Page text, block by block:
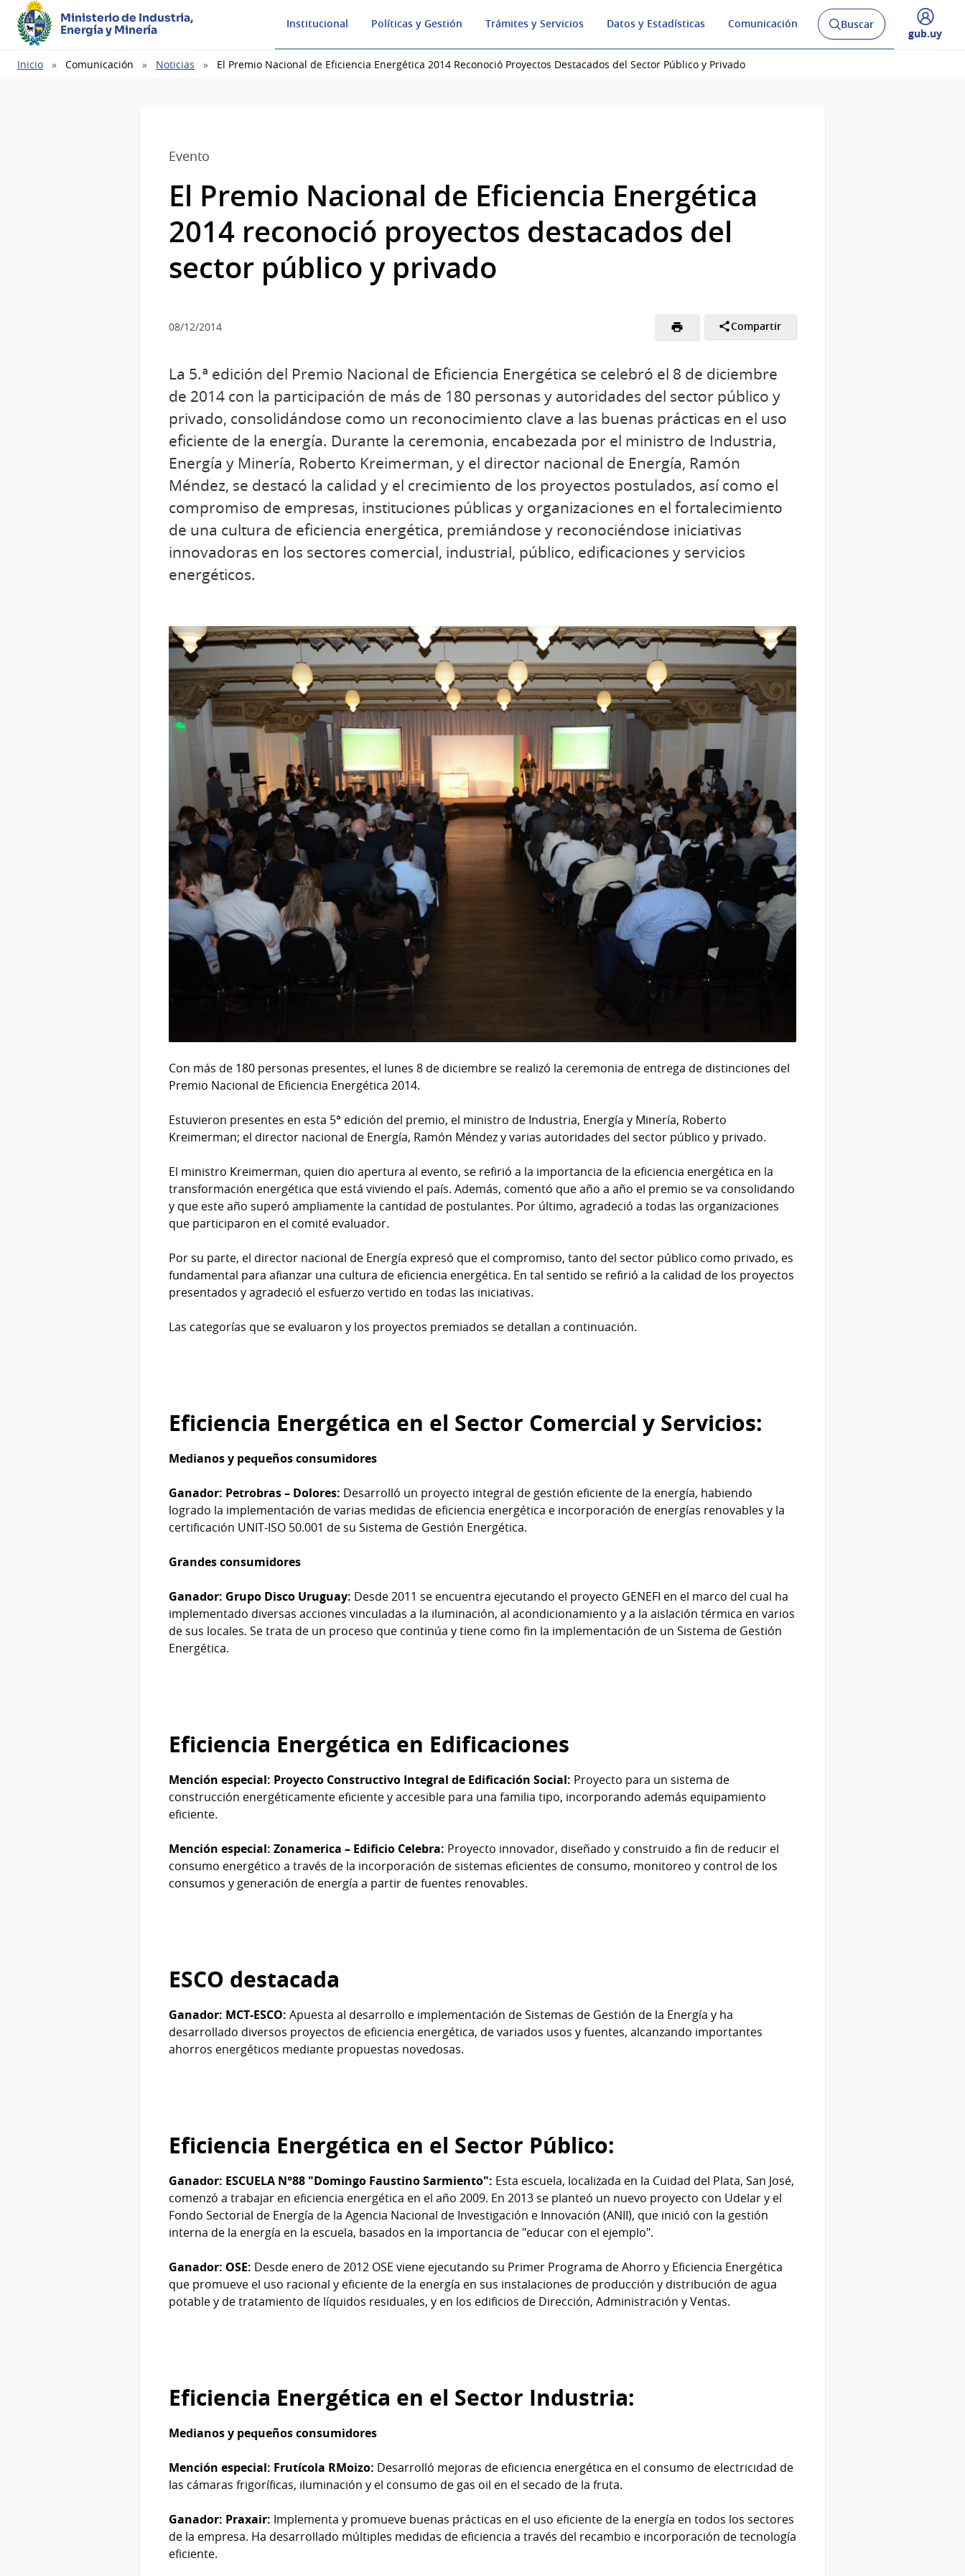
Ministerio de Industria,
Energía y Minería
Institucional Políticas y Gestión Trámites y Servicios Datos y Estadísticas Comunicación
Abrir
buscador
Buscar
Desplegar
gub.uy
Ruta
Inicio Comunicación Noticias El Premio Nacional de Eficiencia Energética 2014 Reconoció Proyectos Destacados del Sector Público y Privado
Evento
El Premio Nacional de Eficiencia Energética
2014 reconoció proyectos destacados del
sector público y privado
08/12/2014 Compartir
La 5.ª edición del Premio Nacional de Eficiencia Energética se celebró el 8 de diciembre
de 2014 con la participación de más de 180 personas y autoridades del sector público y
privado, consolidándose como un reconocimiento clave a las buenas prácticas en el uso
eficiente de la energía. Durante la ceremonia, encabezada por el ministro de Industria,
Energía y Minería, Roberto Kreimerman, y el director nacional de Energía, Ramón
Méndez, se destacó la calidad y el crecimiento de los proyectos postulados, así como el
compromiso de empresas, instituciones públicas y organizaciones en el fortalecimiento
de una cultura de eficiencia energética, premiándose y reconociéndose iniciativas
innovadoras en los sectores comercial, industrial, público, edificaciones y servicios
energéticos.
Con más de 180 personas presentes, el lunes 8 de diciembre se realizó la ceremonia de entrega de distinciones del
Premio Nacional de Eficiencia Energética 2014.
Estuvieron presentes en esta 5° edición del premio, el ministro de Industria, Energía y Minería, Roberto
Kreimerman; el director nacional de Energía, Ramón Méndez y varias autoridades del sector público y privado.
El ministro Kreimerman, quien dio apertura al evento, se refirió a la importancia de la eficiencia energética en la
transformación energética que está viviendo el país. Además, comentó que año a año el premio se va consolidando
y que este año superó ampliamente la cantidad de postulantes. Por último, agradeció a todas las organizaciones
que participaron en el comité evaluador.
Por su parte, el director nacional de Energía expresó que el compromiso, tanto del sector público como privado, es
fundamental para afianzar una cultura de eficiencia energética. En tal sentido se refirió a la calidad de los proyectos
presentados y agradeció el esfuerzo vertido en todas las iniciativas.
Las categorías que se evaluaron y los proyectos premiados se detallan a continuación.
Eficiencia Energética en el Sector Comercial y Servicios:
Medianos y pequeños consumidores
Ganador: Petrobras – Dolores: Desarrolló un proyecto integral de gestión eficiente de la energía, habiendo
logrado la implementación de varias medidas de eficiencia energética e incorporación de energías renovables y la
certificación UNIT-ISO 50.001 de su Sistema de Gestión Energética.
Grandes consumidores
Ganador: Grupo Disco Uruguay: Desde 2011 se encuentra ejecutando el proyecto GENEFI en el marco del cual ha
implementado diversas acciones vinculadas a la iluminación, al acondicionamiento y a la aislación térmica en varios
de sus locales. Se trata de un proceso que continúa y tiene como fin la implementación de un Sistema de Gestión
Energética.
Eficiencia Energética en Edificaciones
Mención especial: Proyecto Constructivo Integral de Edificación Social: Proyecto para un sistema de
construcción energéticamente eficiente y accesible para una familia tipo, incorporando además equipamiento
eficiente.
Mención especial: Zonamerica – Edificio Celebra: Proyecto innovador, diseñado y construido a fin de reducir el
consumo energético a través de la incorporación de sistemas eficientes de consumo, monitoreo y control de los
consumos y generación de energía a partir de fuentes renovables.
ESCO destacada
Ganador: MCT-ESCO: Apuesta al desarrollo e implementación de Sistemas de Gestión de la Energía y ha
desarrollado diversos proyectos de eficiencia energética, de variados usos y fuentes, alcanzando importantes
ahorros energéticos mediante propuestas novedosas.
Eficiencia Energética en el Sector Público:
Ganador: ESCUELA N°88 "Domingo Faustino Sarmiento": Esta escuela, localizada en la Cuidad del Plata, San José,
comenzó a trabajar en eficiencia energética en el año 2009. En 2013 se planteó un nuevo proyecto con Udelar y el
Fondo Sectorial de Energía de la Agencia Nacional de Investigación e Innovación (ANII), que inició con la gestión
interna de la energía en la escuela, basados en la importancia de "educar con el ejemplo".
Ganador: OSE: Desde enero de 2012 OSE viene ejecutando su Primer Programa de Ahorro y Eficiencia Energética
que promueve el uso racional y eficiente de la energía en sus instalaciones de producción y distribución de agua
potable y de tratamiento de líquidos residuales, y en los edificios de Dirección, Administración y Ventas.
Eficiencia Energética en el Sector Industria:
Medianos y pequeños consumidores
Mención especial: Frutícola RMoizo: Desarrolló mejoras de eficiencia energética en el consumo de electricidad de
las cámaras frigoríficas, iluminación y el consumo de gas oil en el secado de la fruta.
Ganador: Praxair: Implementa y promueve buenas prácticas en el uso eficiente de la energía en todos los sectores
de la empresa. Ha desarrollado múltiples medidas de eficiencia a través del recambio e incorporación de tecnología
eficiente.